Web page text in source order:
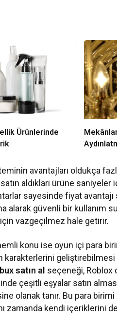
Ürünlerinde
avantajları oldukça
satın aldıkları ürüne
sayesinde fiyat
alarak güvenli bir kullanım
vazgeçilmez hale getirir.
konu ise oyun içi para
karakterlerini
satın al seçeneği, Roblox
çeşitli eşyalar satın
olanak tanır. Bu para
zamanda kendi içeriklerini